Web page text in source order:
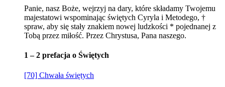
Panie, nasz Boże, wejrzyj na dary, które składamy Twojemu
majestatowi wspominając świętych Cyryla i Metodego, †
spraw, aby się stały znakiem nowej ludzkości * pojednanej z
Tobą przez miłość. Przez Chrystusa, Pana naszego.
1 – 2 prefacja o Świętych
[70] Chwała świętych